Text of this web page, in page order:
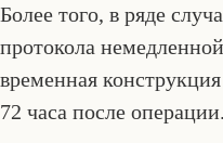
Более того, в ряде
протокола
временная
72 часа после операции.